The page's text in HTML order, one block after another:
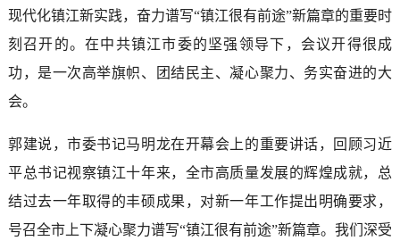
现代化镇江新实践，奋力谱写“镇江很有前途”新篇章的重要时
刻召开的。在中共镇江市委的坚强领导下，会议开得很成
功，是一次高举旗帜、团结民主、凝心聚力、务实奋进的大
会。
郭建说，市委书记马明龙在开幕会上的重要讲话，回顾习近
平总书记视察镇江十年来，全市高质量发展的辉煌成就，总
结过去一年取得的丰硕成果，对新一年工作提出明确要求，
号召全市上下凝心聚力谱写“镇江很有前途”新篇章。我们深受